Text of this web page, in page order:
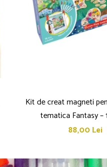
Kit de creat magneti
tematica Fantasy –
88,00 Lei